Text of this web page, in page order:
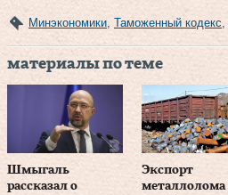
Минэкономики Таможенный кодекс
материалы по теме
Шмыгаль
рассказал о
Экспорт
металлолома